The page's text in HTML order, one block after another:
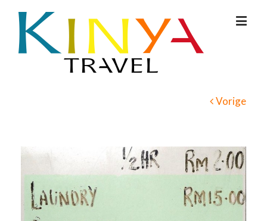
Vorige